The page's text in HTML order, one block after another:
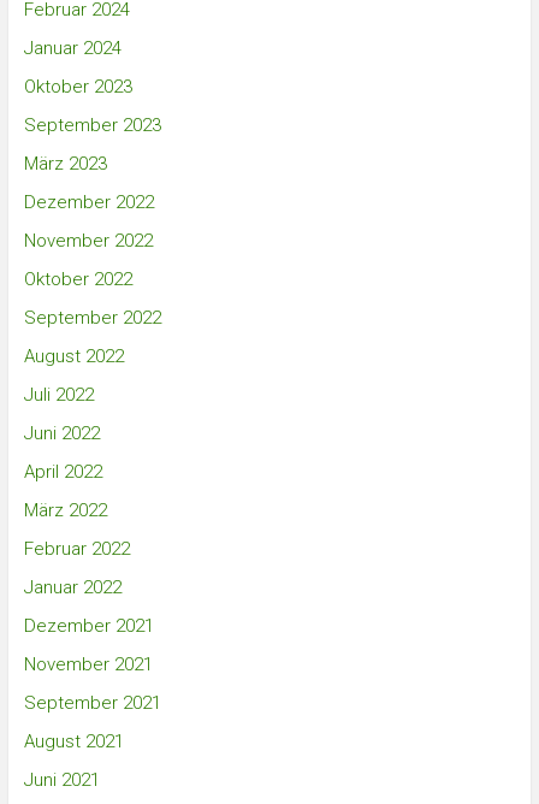
Februar 2024
Januar 2024
Oktober 2023
September 2023
März 2023
Dezember 2022
November 2022
Oktober 2022
September 2022
August 2022
Juli 2022
Juni 2022
April 2022
März 2022
Februar 2022
Januar 2022
Dezember 2021
November 2021
September 2021
August 2021
Juni 2021